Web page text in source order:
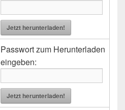
Jetzt herunterladen!
Passwort zum Herunterladen
eingeben:
Jetzt herunterladen!